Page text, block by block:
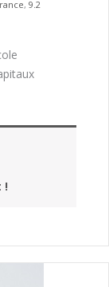
, 9.2
!